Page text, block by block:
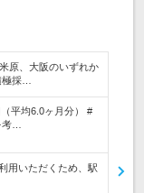
原、大阪のいずれか
採…
平均6.0ヶ月分） #
…
用いただくため、駅